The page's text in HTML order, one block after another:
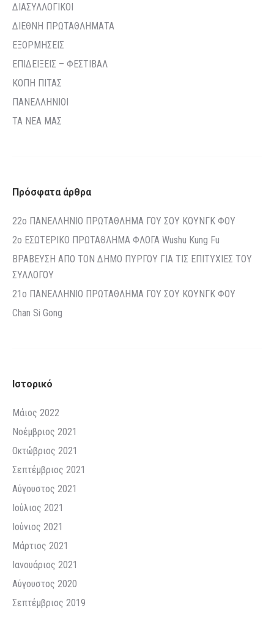
ΔΙΑΣΥΛΛΟΓΙΚΟΙ
ΔΙΕΘΝΗ ΠΡΩΤΑΘΛΗΜΑΤΑ
ΕΞΟΡΜΗΣΕΙΣ
ΕΠΙΔΕΙΞΕΙΣ – ΦΕΣΤΙΒΑΛ
ΚΟΠΗ ΠΙΤΑΣ
ΠΑΝΕΛΛΗΝΙΟΙ
ΤΑ ΝΕΑ ΜΑΣ
Πρόσφατα άρθρα
22o ΠΑΝΕΛΛΗΝΙΟ ΠΡΩΤΑΘΛΗΜΑ ΓΟΥ ΣΟΥ ΚΟΥΝΓΚ ΦΟΥ
2ο ΕΣΩΤΕΡΙΚΟ ΠΡΩΤΑΘΛΗΜΑ ΦΛΟΓΑ Wushu Kung Fu
ΒΡΑΒΕΥΣΗ ΑΠΟ ΤΟΝ ΔΗΜΟ ΠΥΡΓΟΥ ΓΙΑ ΤΙΣ ΕΠΙΤΥΧΙΕΣ ΤΟΥ
ΣΥΛΛΟΓΟΥ
21o ΠΑΝΕΛΛΗΝΙΟ ΠΡΩΤΑΘΛΗΜΑ ΓΟΥ ΣΟΥ ΚΟΥΝΓΚ ΦΟΥ
Chan Si Gong
Ιστορικό
Μάιος 2022
Νοέμβριος 2021
Οκτώβριος 2021
Σεπτέμβριος 2021
Αύγουστος 2021
Ιούλιος 2021
Ιούνιος 2021
Μάρτιος 2021
Ιανουάριος 2021
Αύγουστος 2020
Σεπτέμβριος 2019